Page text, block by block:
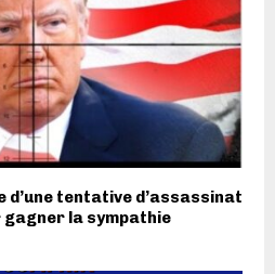
d’une tentative d’assassinat
gagner la sympathie